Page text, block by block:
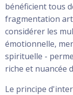
bénéficient tous
fragmentation
considérer les
émotionnelle,
spirituelle -
riche et nuancée
Le principe